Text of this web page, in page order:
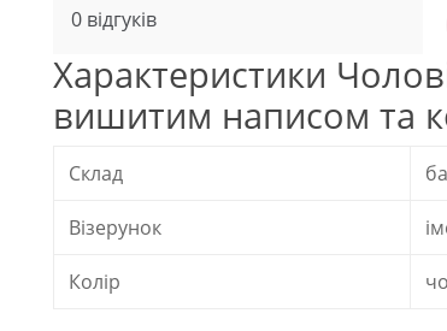
0 відгуків
Характеристики
вишитим написом та
Склад
Візерунок
Колір